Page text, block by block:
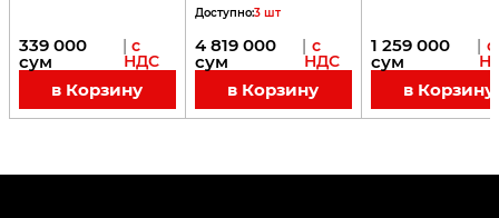
339 000
сум
| с
НДС
в Корзину
Доступно:3 шт
4 819 000
сум
| с
НДС
в Корзину
1 259 000
сум
| с
в Корзину